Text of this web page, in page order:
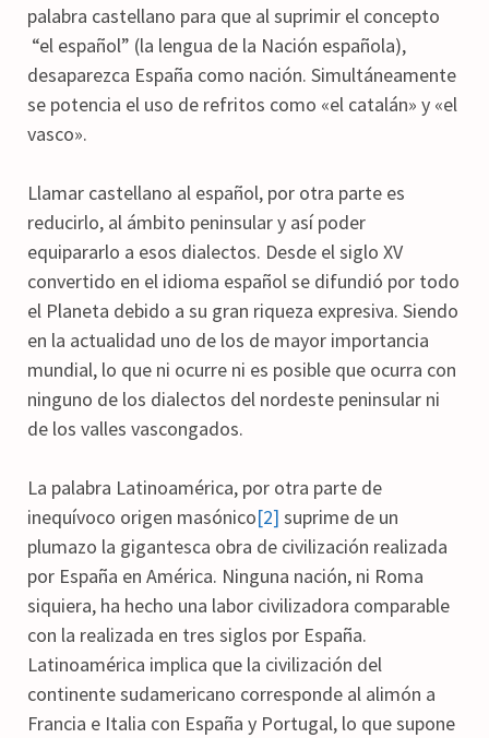
palabra castellano para que al suprimir el concepto
“el español” (la lengua de la Nación española),
desaparezca España como nación. Simultáneamente
se potencia el uso de refritos como «el catalán» y «el
vasco».
Llamar castellano al español, por otra parte es
reducirlo, al ámbito peninsular y así poder
equipararlo a esos dialectos. Desde el siglo XV
convertido en el idioma español se difundió por todo
el Planeta debido a su gran riqueza expresiva. Siendo
en la actualidad uno de los de mayor importancia
mundial, lo que ni ocurre ni es posible que ocurra con
ninguno de los dialectos del nordeste peninsular ni
de los valles vascongados.
La palabra Latinoamérica, por otra parte de
inequívoco origen masónico[2] suprime de un
plumazo la gigantesca obra de civilización realizada
por España en América. Ninguna nación, ni Roma
siquiera, ha hecho una labor civilizadora comparable
con la realizada en tres siglos por España.
Latinoamérica implica que la civilización del
continente sudamericano corresponde al alimón a
Francia e Italia con España y Portugal, lo que supone